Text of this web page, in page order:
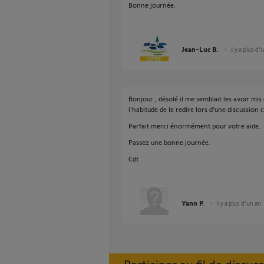
Bonne journée.
Jean-Luc B. il y a plus
Bonjour , désolé il me semblait les avoir
l'habitude de le redire lors d'une discussion
Parfait merci énormément pour votre aide.
Passez une bonne journée.
Cdt
Yann P. il y a plus d'un an